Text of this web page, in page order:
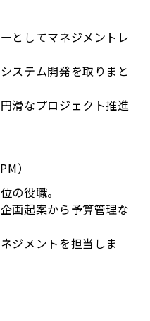
としてマネジメントレ
ステム開発を取りまと
滑なプロジェクト推進
）
の役職。
画起案から予算管理な
ジメントを担当しま